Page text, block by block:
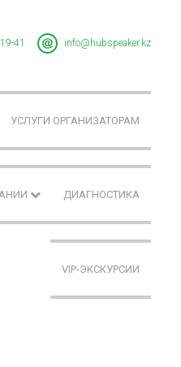
41 info@hubspeaker.kz
УСЛУГИ ОРГАНИЗАТОРАМ
ДИАГНОСТИКА
VIP-ЭКСКУРСИИ